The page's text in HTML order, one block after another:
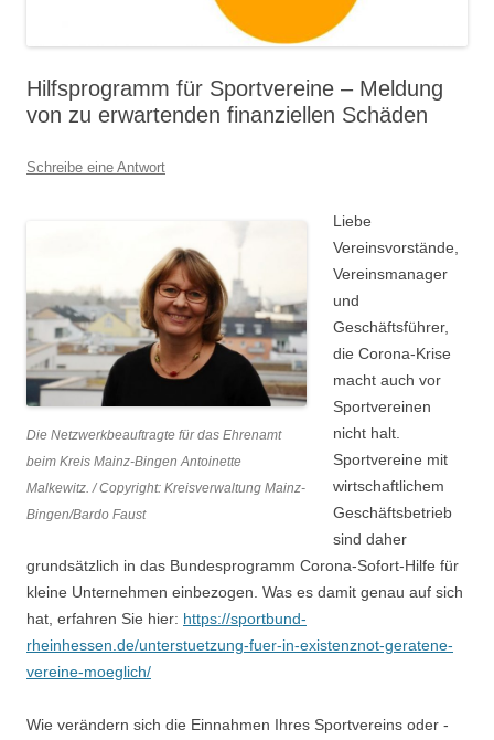
Hilfsprogramm für Sportvereine – Meldung
von zu erwartenden finanziellen Schäden
Schreibe eine Antwort
Die Netzwerkbeauftragte für das Ehrenamt
beim Kreis Mainz-Bingen Antoinette
Malkewitz. / Copyright: Kreisverwaltung Mainz-
Bingen/Bardo Faust
Liebe
Vereinsvorstände,
Vereinsmanager
und
Geschäftsführer,
die Corona-Krise
macht auch vor
Sportvereinen
nicht halt.
Sportvereine mit
wirtschaftlichem
Geschäftsbetrieb
sind daher
grundsätzlich in das Bundesprogramm Corona-Sofort-Hilfe für
kleine Unternehmen einbezogen. Was es damit genau auf sich
hat, erfahren Sie hier: https://sportbund-
rheinhessen.de/unterstuetzung-fuer-in-existenznot-geratene-
vereine-moeglich/
Wie verändern sich die Einnahmen Ihres Sportvereins oder -